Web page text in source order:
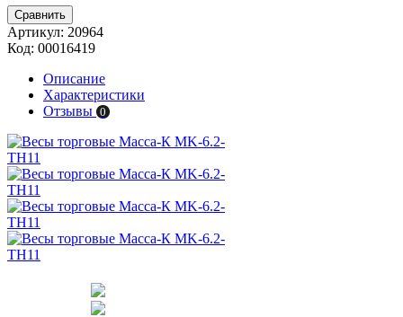
Сравнить
Артикул: 20964
Код: 00016419
Описание
Характеристики
Отзывы 0